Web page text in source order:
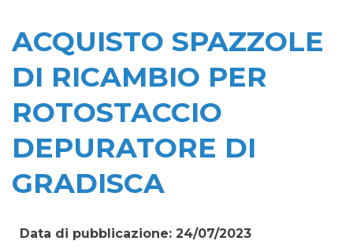
ACQUISTO SPAZZOLE
DI RICAMBIO PER
ROTOSTACCIO
DEPURATORE DI
GRADISCA
Data di pubblicazione: 24/07/2023